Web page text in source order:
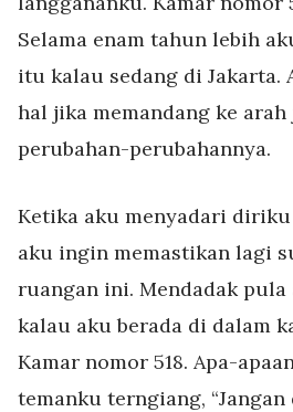
Selama enam tahun lebih
itu kalau sedang di Jakarta.
hal jika memandang ke arah
perubahan-perubahannya.
Ketika aku menyadari diriku
aku ingin memastikan lagi
ruangan ini. Mendadak pula
kalau aku berada di dalam
Kamar nomor 518. Apa-
temanku terngiang, “Jangan